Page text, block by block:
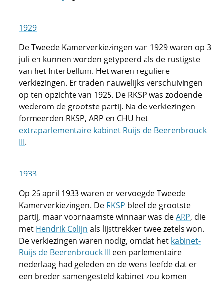
1929
De Tweede Kamerverkiezingen van 1929 waren op 3
juli en kunnen worden getypeerd als de rustigste
van het Interbellum. Het waren reguliere
verkiezingen. Er traden nauwelijks verschuivingen
op ten opzichte van 1925. De RKSP was zodoende
wederom de grootste partij. Na de verkiezingen
formeerden RKSP, ARP en CHU het
extraparlementaire kabinet Ruijs de Beerenbrouck
III.
1933
Op 26 april 1933 waren er vervoegde Tweede
Kamerverkiezingen. De RKSP bleef de grootste
partij, maar voornaamste winnaar was deARP, die
met Hendrik Colijn als lijsttrekker twee zetels won.
De verkiezingen waren nodig, omdat het kabinet-
Ruijs de Beerenbrouck III een parlementaire
nederlaag had geleden en de wens leefde dat er
een breder samengesteld kabinet zou komen